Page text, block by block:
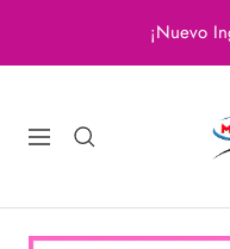
contenido
¡Nuevo
Navigación